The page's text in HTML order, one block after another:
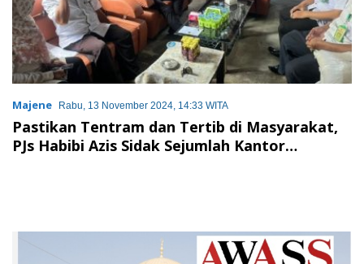
Majene Rabu, 13 November 2024, 14:33 WITA
Pastikan Tentram dan Tertib di Masyarakat,
PJs Habibi Azis Sidak Sejumlah Kantor